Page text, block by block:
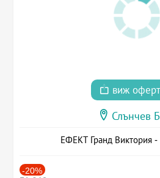
виж
Слънчев
ЕФЕКТ Гранд Виктория -
-20%